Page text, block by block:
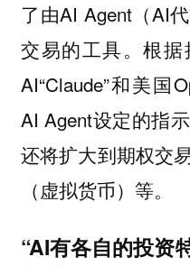
了由AI Agent（AI
交易的工具。根据
AI“Claude”和美国
AI Agent设定的指
还将扩大到期权交
（虚拟货币）等。
“AI有各自的投资